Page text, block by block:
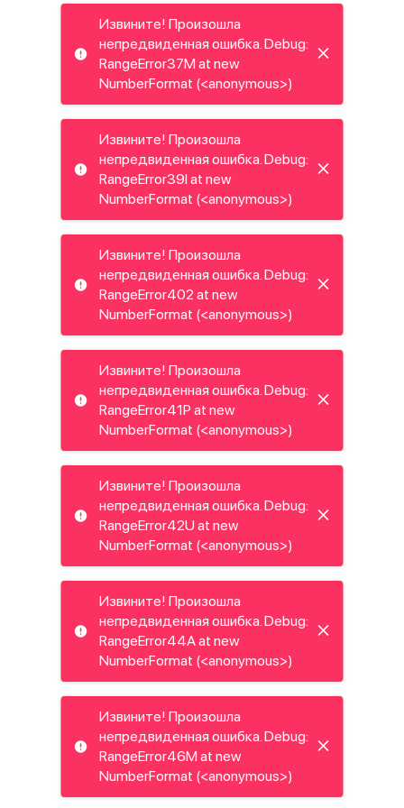
Извините! Произошла
непредвиденная ошибка. Debug:
RangeError37M at new
NumberFormat (<anonymous>)
Извините! Произошла
непредвиденная ошибка. Debug:
RangeError39I at new
NumberFormat (<anonymous>)
Извините! Произошла
непредвиденная ошибка. Debug:
RangeError402 at new
NumberFormat (<anonymous>)
Извините! Произошла
непредвиденная ошибка. Debug:
RangeError41P at new
NumberFormat (<anonymous>)
Извините! Произошла
непредвиденная ошибка. Debug:
RangeError42U at new
NumberFormat (<anonymous>)
Извините! Произошла
непредвиденная ошибка. Debug:
RangeError44A at new
NumberFormat (<anonymous>)
Извините! Произошла
непредвиденная ошибка. Debug:
RangeError46M at new
NumberFormat (<anonymous>)